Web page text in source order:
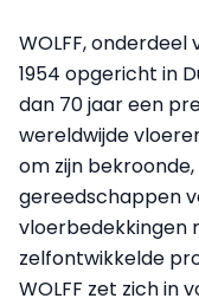
WOLFF,
1954 opgericht in
dan 70 jaar een
wereldwijde
om zijn
gereedschappen
vloerbedekkingen
zelfontwikkelde
WOLFF zet zich in